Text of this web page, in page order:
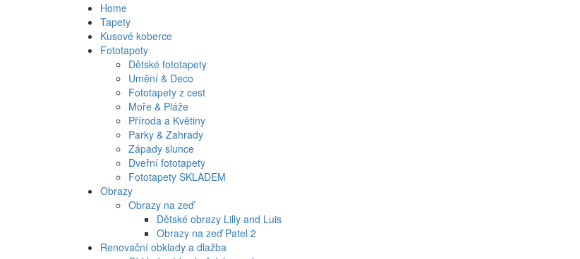
Home
Tapety
Kusové koberce
Fototapety
Dětské fototapety
Umění & Deco
Fototapety z cest
Moře & Pláže
Příroda a Květiny
Parky & Zahrady
Západy slunce
Dveřní fototapety
Fototapety SKLADEM
Obrazy
Obrazy na zeď
Dětské obrazy Lilly and Luis
Obrazy na zeď Patel 2
Renovační obklady a dlažba